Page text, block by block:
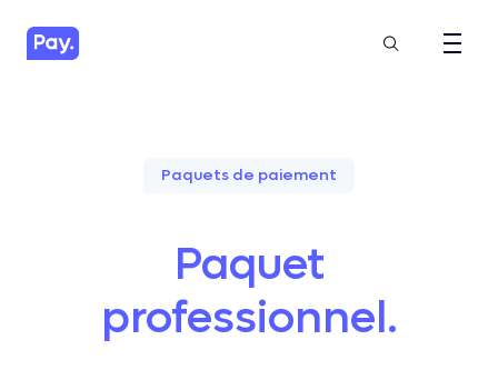
Paquets de paiement
Paquet
professionnel.